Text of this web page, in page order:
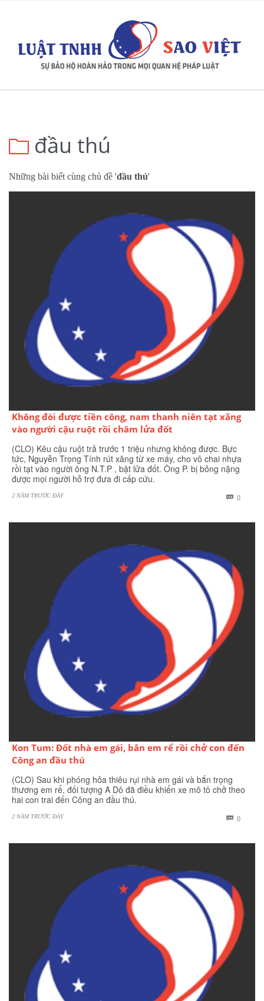
 đầu thú
Những bài biết cùng chủ đề 'đầu thú'
Không đòi được tiền công, nam thanh niên tạt xăng
vào người cậu ruột rồi châm lửa đốt
(CLO) Kêu cậu ruột trả trước 1 triệu nhưng không được. Bực
tức, Nguyễn Trọng Tính rút xăng từ xe máy, cho vô chai nhựa
rồi tạt vào người ông N.T.P , bật lửa đốt. Ông P. bị bỏng nặng
được mọi người hỗ trợ đưa đi cấp cứu.
2 NĂM TRƯỚC ĐÂY  0BÌNH
Kon Tum: Đốt nhà em gái, bắn em rể rồi chở con đến
Công an đầu thú
(CLO) Sau khi phóng hỏa thiêu rụi nhà em gái và bắn trọng
thương em rể, đối tượng A Dô đã điều khiển xe mô tô chở theo
hai con trai đến Công an đầu thú.
2 NĂM TRƯỚC ĐÂY  0BÌNH